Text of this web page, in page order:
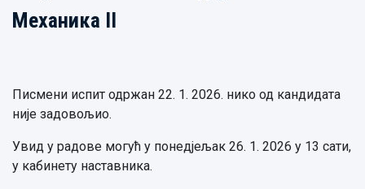
Механика II
Писмени испит одржан 22. 1. 2026. нико од кандидата
није задовољио.
Увид у радове могућ у понедјељак 26. 1. 2026 у 13 сати,
у кабинету наставника.